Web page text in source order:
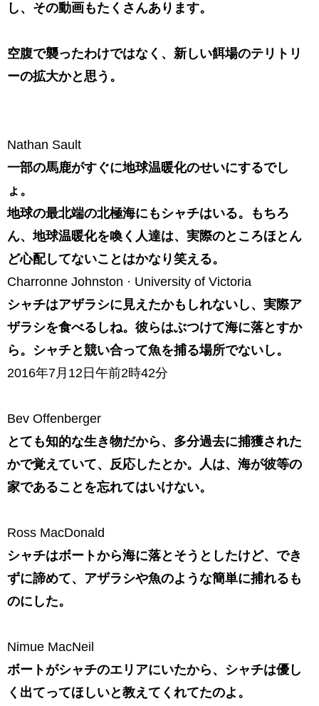
し、その動画もたくさんあります。
空腹で襲ったわけではなく、新しい餌場のテリトリ
ーの拡大かと思う。
Nathan Sault
一部の馬鹿がすぐに地球温暖化のせいにするでし
ょ。
地球の最北端の北極海にもシャチはいる。もちろ
ん、地球温暖化を喚く人達は、実際のところほとん
ど心配してないことはかなり笑える。
Charronne Johnston · University of Victoria
シャチはアザラシに見えたかもしれないし、実際ア
ザラシを食べるしね。彼らはぶつけて海に落とすか
ら。シャチと競い合って魚を捕る場所でないし。
2016年7月12日午前2時42分
Bev Offenberger
とても知的な生き物だから、多分過去に捕獲された
かで覚えていて、反応したとか。人は、海が彼等の
家であることを忘れてはいけない。
Ross MacDonald
シャチはボートから海に落とそうとしたけど、でき
ずに諦めて、アザラシや魚のような簡単に捕れるも
のにした。
Nimue MacNeil
ボートがシャチのエリアにいたから、シャチは優し
く出てってほしいと教えてくれてたのよ。